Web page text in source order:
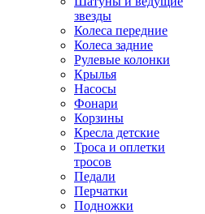
звезды
Колеса передние
Колеса задние
Рулевые колонки
Крылья
Насосы
Фонари
Корзины
Кресла детские
Троса и оплетки
тросов
Педали
Перчатки
Подножки